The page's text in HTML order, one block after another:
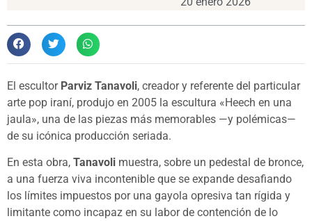
El escultor Parviz Tanavoli, creador y referente del particular
arte pop iraní, produjo en 2005 la escultura «Heech en una
jaula», una de las piezas más memorables —y polémicas—
de su icónica producción seriada.
En esta obra, Tanavoli muestra, sobre un pedestal de bronce,
a una fuerza viva incontenible que se expande desafiando
los límites impuestos por una gayola opresiva tan rígida y
limitante como incapaz en su labor de contención de lo